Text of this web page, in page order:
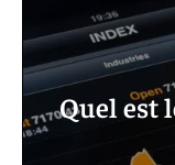
Quel est